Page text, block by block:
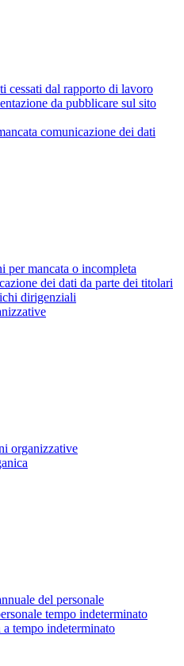
cessati dal rapporto di lavoro
da pubblicare sul sito
comunicazione dei dati
per mancata o incompleta
dei dati da parte dei titolari
dirigenziali
organizzative
del personale
tempo indeterminato
a tempo indeterminato